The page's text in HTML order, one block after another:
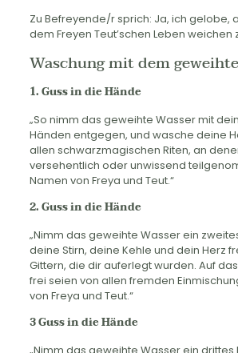
Zu Befreyende/r sprich: Ja, ich gelobe,
dem Freyen Teut’schen Leben weichen
Waschung mit dem
1. Guss in die Hände
„So nimm das geweihte Wasser mit
Händen entgegen, und wasche deine
allen schwarzmagischen Riten, an
versehentlich oder unwissend
Namen von Freya und Teut.“
2. Guss in die Hände
„Nimm das geweihte Wasser ein
deine Stirn, deine Kehle und dein Herz
Gittern, die dir auferlegt wurden. Auf
frei seien von allen fremden
von Freya und Teut.“
3 Guss in die Hände